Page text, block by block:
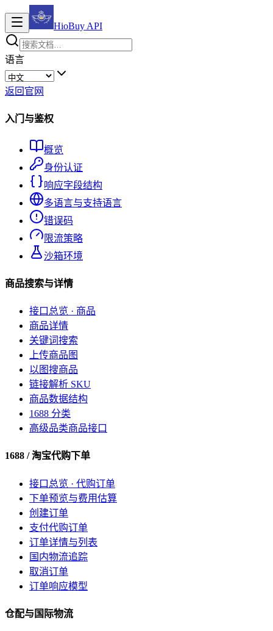
HioBuy API
语言
返回官网
入门与鉴权
概览
身份认证
响应字段结构
多语言与支持语言
错误码
限流策略
沙箱环境
商品搜索与详情
接口总览 · 商品
商品详情
关键词搜索
上传商品图
以图搜商品
链接解析 SKU
商品数据结构
1688 分类
高级品类商品接口
1688 / 淘宝代购下单
接口总览 · 代购订单
下单预览与费用估算
创建订单
支付代购订单
订单详情与列表
国内物流追踪
取消订单
订单响应模型
仓配与国际物流